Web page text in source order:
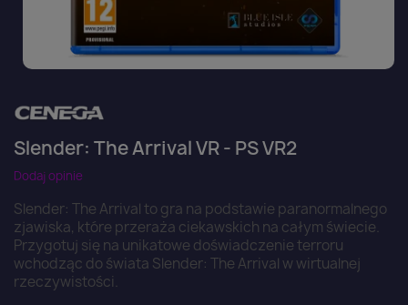
Slender: The Arrival VR - PS VR2
Dodaj opinie
Slender: The Arrival to gra na podstawie paranormalnego
zjawiska, które przeraża ciekawskich na całym świecie.
Przygotuj się na unikatowe doświadczenie terroru
wchodząc do świata Slender: The Arrival w wirtualnej
rzeczywistości.